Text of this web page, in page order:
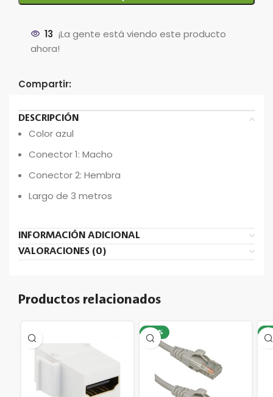
13 ¡La gente está viendo este producto
ahora!
Compartir:
DESCRIPCIÓN
Color azul
Conector 1: Macho
Conector 2: Hembra
Largo de 3 metros
INFORMACIÓN ADICIONAL
VALORACIONES (0)
Productos relacionados
-29% -